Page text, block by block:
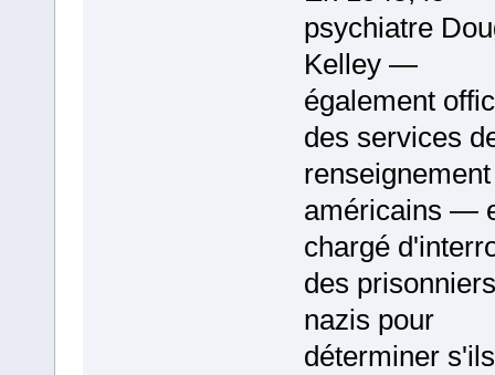
psychiatre
Kelley —
également
des services
renseignement
américains —
chargé
des prisonniers
nazis pour
déterminer s'ils